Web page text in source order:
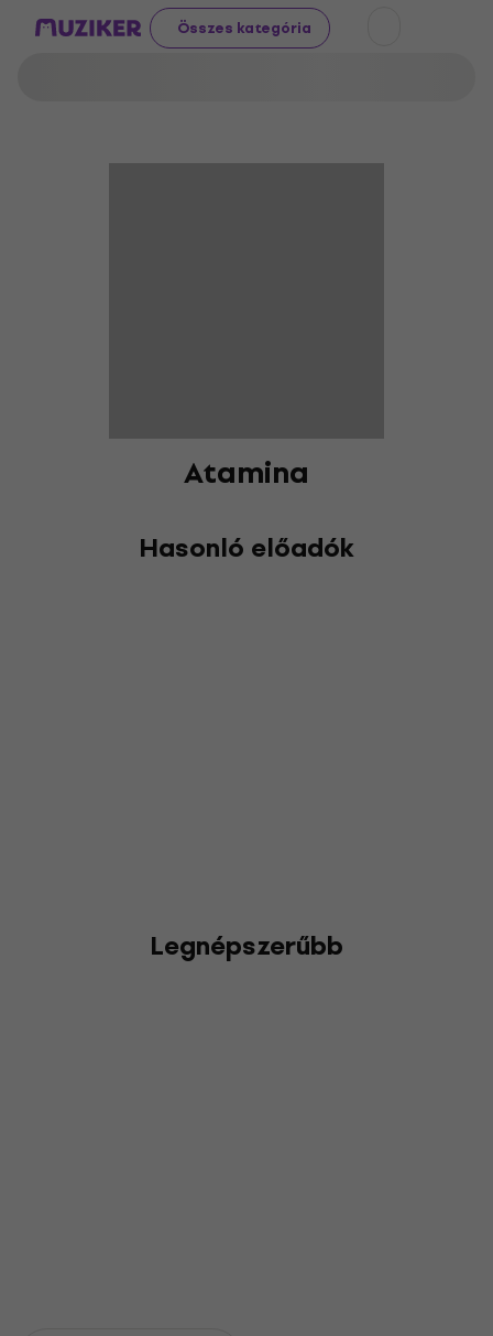
Összes kategória
Atamina
Hasonló előadók
Legnépszerűbb